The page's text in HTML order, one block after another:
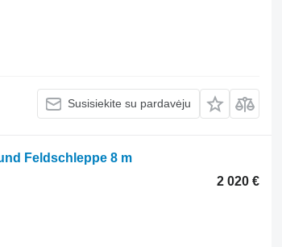
Susisiekite su pardavėju
Feldschleppe 8 m
2 020 €